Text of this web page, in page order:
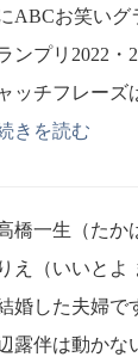
ABCお笑いグ
ンプリ2022・
ッチフレーズ
きを読む
橋一生（たか
りえ（いいとよ
婚した夫婦で
露伴は動かな